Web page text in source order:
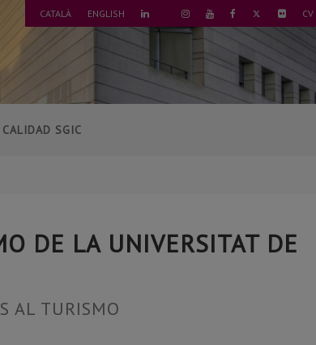
CATALÀ ENGLISH
LINKEDIN
TIKTOK
INSTAGRAM
YOUTUBEFACEBOOK
TWITTERFLICKR
CV
CALIDAD SGIC
DE LA UNIVERSITAT DE
AL TURISMO